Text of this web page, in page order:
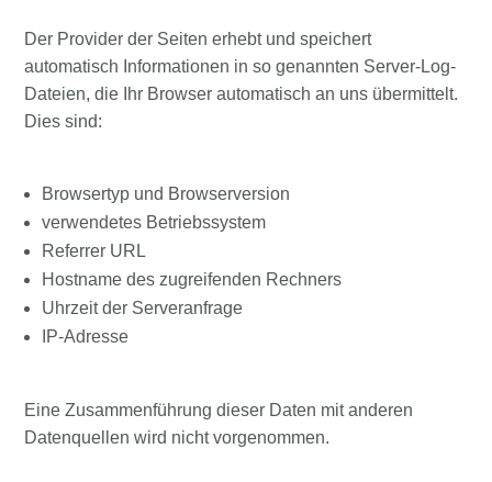
Der Provider der Seiten erhebt und speichert
automatisch Informationen in so genannten Server-Log-
Dateien, die Ihr Browser automatisch an uns übermittelt.
Dies sind:
Browsertyp und Browserversion
verwendetes Betriebssystem
Referrer URL
Hostname des zugreifenden Rechners
Uhrzeit der Serveranfrage
IP-Adresse
Eine Zusammenführung dieser Daten mit anderen
Datenquellen wird nicht vorgenommen.